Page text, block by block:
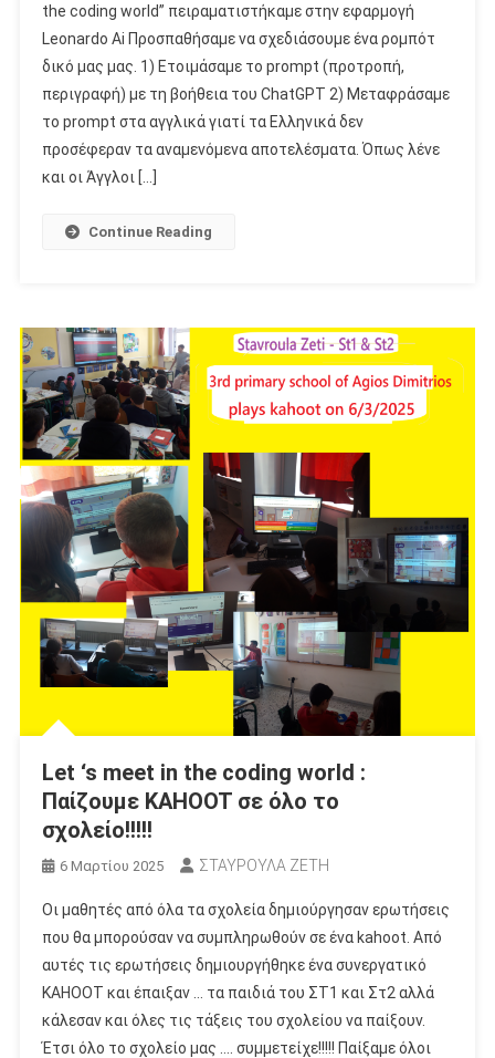
the coding world” πειραματιστήκαμε στην εφαρμογή
Leonardo Ai Προσπαθήσαμε να σχεδιάσουμε ένα ρομπότ
δικό μας μας. 1) Ετοιμάσαμε το prompt (προτροπή,
περιγραφή) με τη βοήθεια του ChatGPT 2) Μεταφράσαμε
το prompt στα αγγλικά γιατί τα Ελληνικά δεν
προσέφεραν τα αναμενόμενα αποτελέσματα. Όπως λένε
και οι Άγγλοι […]
Continue Reading
Let ‘s meet in the coding world :
Παίζουμε KAHOOT σε όλο το
σχολείο!!!!!
6 Μαρτίου 2025 ΣΤΑΥΡΟΥΛΑ ΖΕΤΗ
Οι μαθητές από όλα τα σχολεία δημιούργησαν ερωτήσεις
που θα μπορούσαν να συμπληρωθούν σε ένα kahoot. Από
αυτές τις ερωτήσεις δημιουργήθηκε ένα συνεργατικό
KAHOOT και έπαιξαν … τα παιδιά του ΣΤ1 και Στ2 αλλά
κάλεσαν και όλες τις τάξεις του σχολείου να παίξουν.
Έτσι όλο το σχολείο μας …. συμμετείχε!!!!! Παίξαμε όλοι